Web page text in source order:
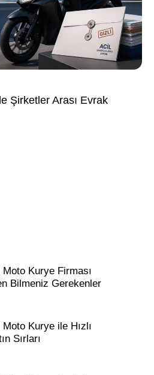
Şirketler Arası Evrak
Kurye Firması
Bilmeniz Gerekenler
Moto Kurye ile Hızlı
Sırları